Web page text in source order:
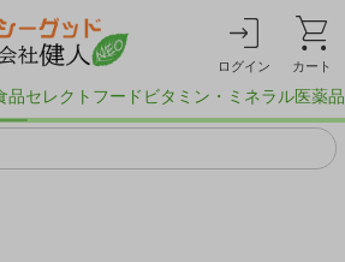
ログイン カート
品セレクトフード ビタミン・ミネラル医薬品